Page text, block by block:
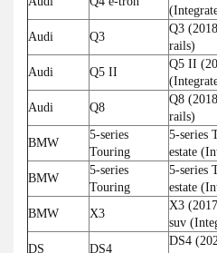
Audi
Q3
Q3
rails)
Audi
Q5 II
Q5 II
Audi
Q8
Q8
rails)
BMW
5-series
Touring
5-series
estate
BMW
5-series
Touring
5-series
estate
BMW
X3
X3
suv
DS
DS4
DS4